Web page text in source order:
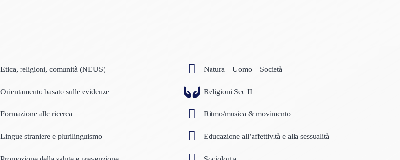
Etica, religioni, comunità (NEUS)
Orientamento basato sulle evidenze
Formazione alle ricerca
Lingue straniere e plurilinguismo
Natura – Uomo – Società
Religioni Sec II
Ritmo/musica & movimento
Educazione all’affettività e alla sessualità